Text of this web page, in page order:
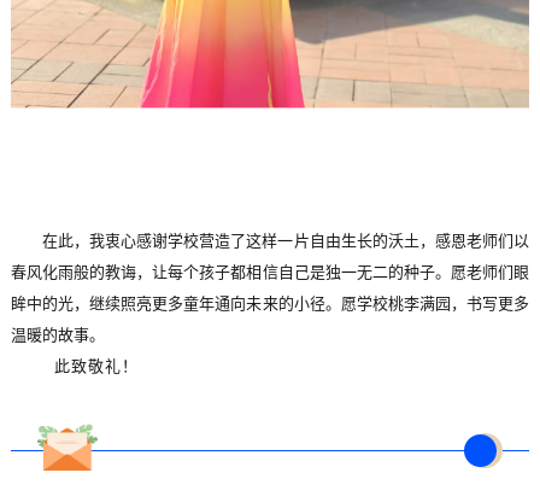
在此，我衷心感谢学校营造了这样一片自由生长的沃土，感恩老师们以
春风化雨般的教诲，让每个孩子都相信自己是独一无二的种子。愿老师们眼
眸中的光，继续照亮更多童年通向未来的小径。愿学校桃李满园，书写更多
温暖的故事。
此致敬礼！